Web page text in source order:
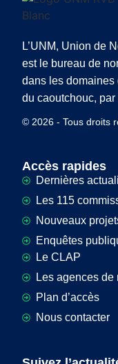
L’UNM, Union de
est le bureau de
dans les domaines
du caoutchouc,
© 2026 - Tous droits
Accès rapides
Dernières
Les 115
Nouveaux
Enquêtes
Le CLAP
Les agences
Plan d’accès
Nous contacter